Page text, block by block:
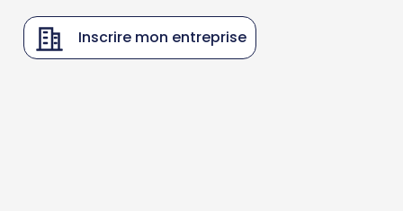
Inscrire mon entreprise